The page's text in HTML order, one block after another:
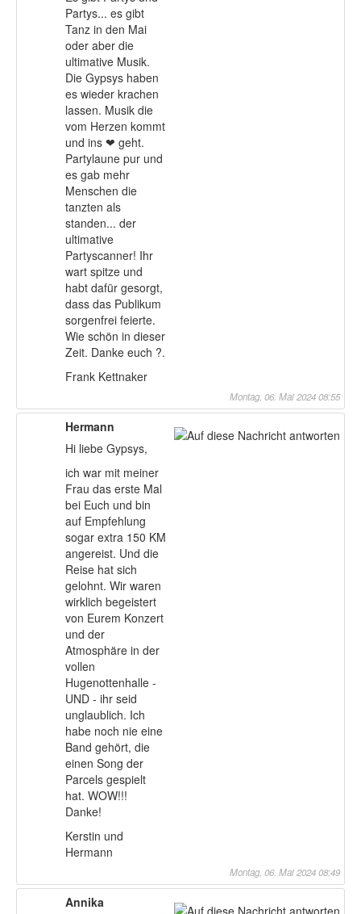
Partys... es gibt
Tanz in den Mai
oder aber die
ultimative Musik.
Die Gypsys haben
es wieder krachen
lassen. Musik die
vom Herzen kommt
und ins ❤ geht.
Partylaune pur und
es gab mehr
Menschen die
tanzten als
standen... der
ultimative
Partyscanner! Ihr
wart spitze und
habt dafür gesorgt,
dass das Publikum
sorgenfrei feierte.
Wie schön in dieser
Zeit. Danke euch ?.
Frank Kettnaker
Montag, 06. Mai 2024 08:55
Hermann
Hi liebe Gypsys,
ich war mit meiner
Frau das erste Mal
bei Euch und bin
auf Empfehlung
sogar extra 150 KM
angereist. Und die
Reise hat sich
gelohnt. Wir waren
wirklich begeistert
von Eurem Konzert
und der
Atmosphäre in der
vollen
Hugenottenhalle -
UND - ihr seid
unglaublich. Ich
habe noch nie eine
Band gehört, die
einen Song der
Parcels gespielt
hat. WOW!!!
Danke!
Kerstin und
Hermann
Montag, 06. Mai 2024 08:49
Annika